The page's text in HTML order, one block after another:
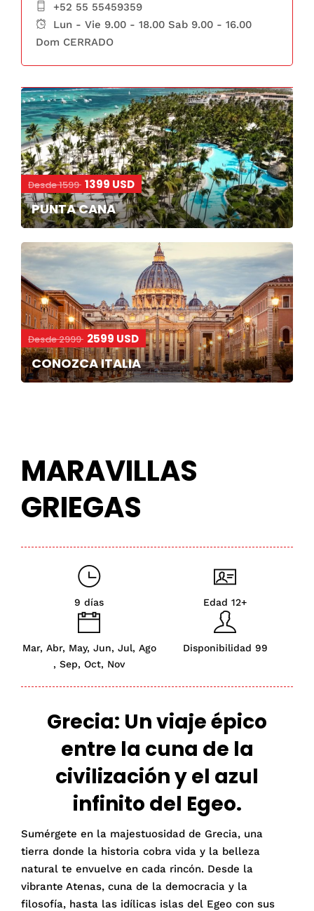
+52 55 55459359
Lun - Vie 9.00 - 18.00 Sab 9.00 - 16.00
Dom CERRADO
Desde 1599 1399 USD
PUNTA CANA
Desde 2999 2599 USD
CONOZCA ITALIA
MARAVILLAS
GRIEGAS
9 días Edad 12+
Mar, Abr, May, Jun, Jul, Ago
, Sep, Oct, Nov
Disponibilidad 99
Grecia: Un viaje épico
entre la cuna de la
civilización y el azul
infinito del Egeo.
Sumérgete en la majestuosidad de Grecia, una
tierra donde la historia cobra vida y la belleza
natural te envuelve en cada rincón. Desde la
vibrante Atenas, cuna de la democracia y la
filosofía, hasta las idílicas islas del Egeo con sus